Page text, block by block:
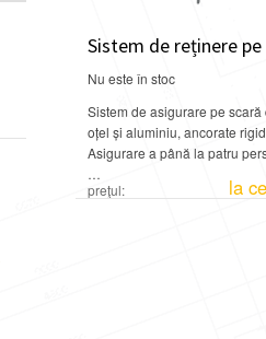
Nu este în stoc
Sistem de asigurare pe scară
oțel și aluminiu, ancorate
Asigurare a până la patru
…
preţul:
la